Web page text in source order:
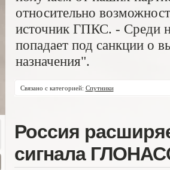
относительно
источник ГПКС. - Cреди
попадает под санкции о
назначения".
Связано с категорией: Спутники
Россия
сигнала